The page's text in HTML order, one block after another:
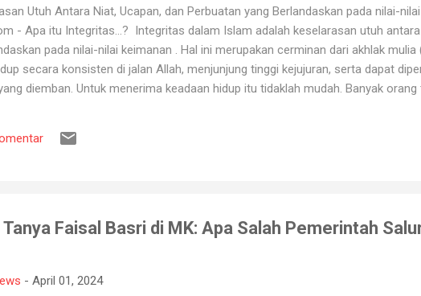
Utuh Antara Niat, Ucapan, dan Perbuatan yang Berlandaskan pada nilai-
- Apa itu Integritas...? Integritas dalam Islam adalah keselarasan utuh
pada nilai-nilai keimanan . Hal ini merupakan cerminan dari akhlak
secara konsisten di jalan Allah, menjunjung tinggi kejujuran, serta dapat
diemban. Untuk menerima keadaan hidup itu tidaklah mudah. Banyak orang
hancur. Padahal telah dipertahankan sekian lama, dan banyak orang
muslim, iman merupakan landasan penting dalam menjalankan kehidupan.
Faisal Basri di MK: Apa Salah Pemerintah
- April 01, 2024